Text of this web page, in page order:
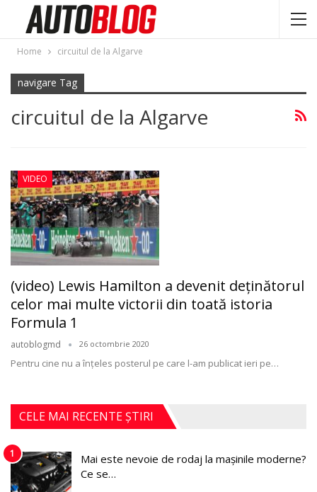
Home circuitul de la Algarve
navigare Tag
circuitul de la Algarve
VIDEO
(video) Lewis Hamilton a devenit deținătorul
celor mai multe victorii din toată istoria
Formula 1
autoblogmd 26 octombrie 2020
Pentru cine nu a înţeles posterul pe care l-am publicat ieri pe…
CELE MAI RECENTE ȘTIRI
1
Mai este nevoie de rodaj la mașinile moderne?
Ce se…